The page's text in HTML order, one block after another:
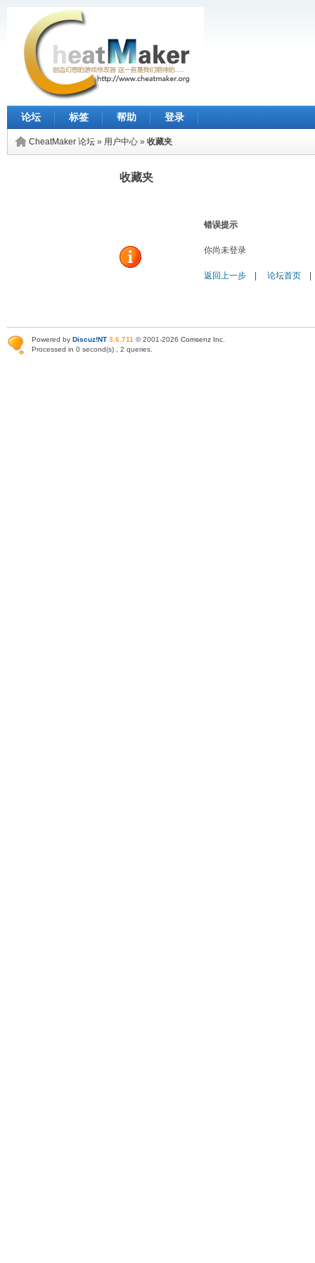
论坛 标签 帮助 登录
CheatMaker 论坛 » 用户中心 » 收藏夹
收藏夹
错误提示
你尚未登录
返回上一步 论坛首页
Powered by Discuz!NT 3.6.711 © 2001-2026 Comsenz Inc
Processed in 0 second(s) , 2 queries.